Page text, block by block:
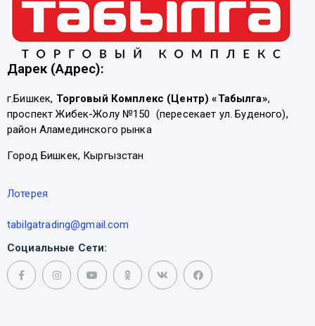
Дарек (Адрес):
г.Бишкек, Торговый Комплекс (Центр) «Табылга»,
проспект Жибек-Жолу №150 (пересекает ул. Буденого),
район Аламединского рынка
Город Бишкек, Кыргызстан
Лотерея
tabilgatrading@gmail.com
Социальные Сети: